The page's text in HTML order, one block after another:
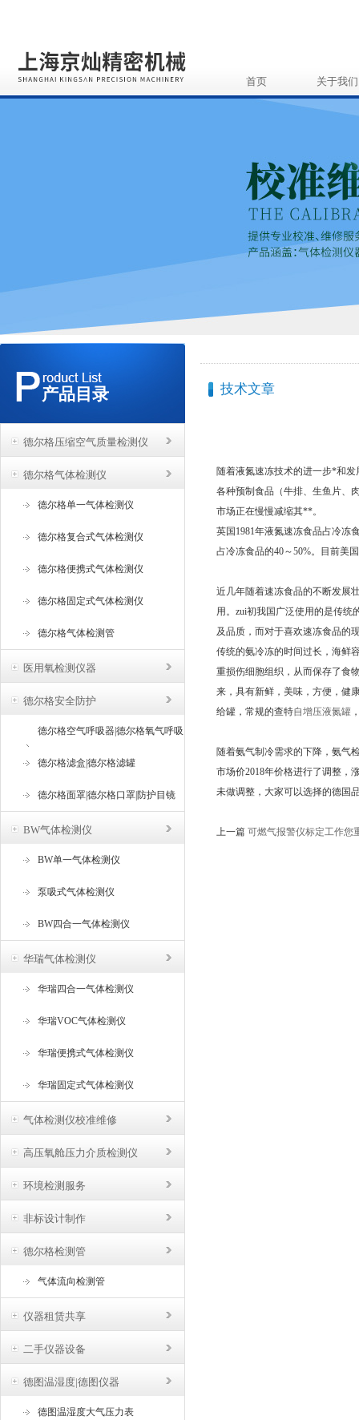
首页 关于我们
产品目录
德尔格压缩空气质量检测仪
德尔格气体检测仪
德尔格单一气体检测仪
德尔格复合式气体检测仪
德尔格便携式气体检测仪
德尔格固定式气体检测仪
德尔格气体检测管
医用氧检测仪器
德尔格安全防护
德尔格空气呼吸器|德尔格氧气呼吸
器
德尔格滤盒|德尔格滤罐
德尔格面罩|德尔格口罩|防护目镜
BW气体检测仪
BW单一气体检测仪
泵吸式气体检测仪
BW四合一气体检测仪
华瑞气体检测仪
华瑞四合一气体检测仪
华瑞VOC气体检测仪
华瑞便携式气体检测仪
华瑞固定式气体检测仪
气体检测仪校准维修
高压氧舱压力介质检测仪
环境检测服务
非标设计制作
德尔格检测管
气体流向检测管
仪器租赁共享
二手仪器设备
德图温湿度|德图仪器
德图温湿度大气压力表
技术文章
随着液氮速冻技术的进一步*和
各种预制食品（牛排、生鱼片、
市场正在慢慢减缩其**。
英国1981年液氮速冻食品占冷冻
占冷冻食品的40～50%。目前美
近几年随着速冻食品的不断发展
用。zui初我国广泛使用的是传统
及品质，而对于喜欢速冻食品的
传统的氨冷冻的时间过长，海鲜
重损伤细胞组织，从而保存了食
来，具有新鲜，美味，方便，健
给罐，常规的查特自增压液氮罐
随着氨气制冷需求的下降，氨气
市场价2018年价格进行了调整，
未做调整，大家可以选择的德国
上一篇 可燃气报警仪标定工作您